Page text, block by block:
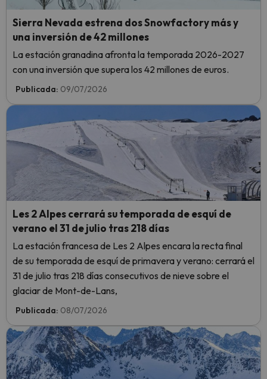
Sierra Nevada estrena dos Snowfactory más y
una inversión de 42 millones
La estación granadina afronta la temporada 2026-2027
con una inversión que supera los 42 millones de euros.
Publicada: 09/07/2026
Les 2 Alpes cerrará su temporada de esquí de
verano el 31 de julio tras 218 días
La estación francesa de Les 2 Alpes encara la recta final
de su temporada de esquí de primavera y verano: cerrará el
31 de julio tras 218 días consecutivos de nieve sobre el
glaciar de Mont-de-Lans,
Publicada: 08/07/2026